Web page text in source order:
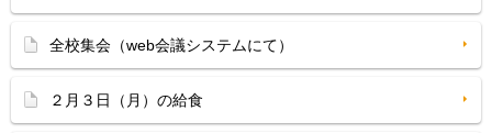
全校集会（web会議システムにて）
２月３日（月）の給食